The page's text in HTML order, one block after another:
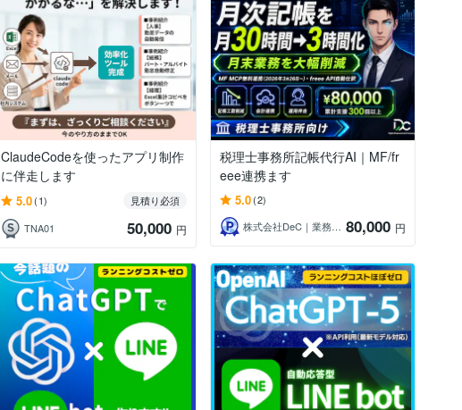
ClaudeCodeを使ったアプリ制作
に伴走します
5.0(1)
見積り必須
TNA01
50,000 円
税理士事務所記帳代行AI｜MF/fr
eee連携ます
5.0(2)
株式会社DeC｜業務自動化を100社支援
80,000 円